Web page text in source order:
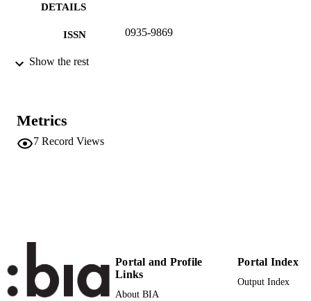
DETAILS
ISSN 0935-9869
SERIES /
ACADEMIC
LANGUAGE
Show the rest
Metrics
7 Record Views
Portal and Profile
Links
About BIA
Portal Index
Output Index